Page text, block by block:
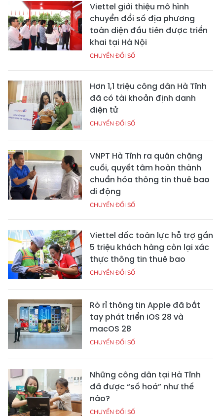
Viettel giới thiệu mô hình
chuyển đổi số địa phương
toàn diện đầu tiên được triển
khai tại Hà Nội
CHUYỂN ĐỔI SỐ
Hơn 1,1 triệu công dân Hà Tĩnh
đã có tài khoản định danh
điện tử
CHUYỂN ĐỔI SỐ
VNPT Hà Tĩnh ra quân chặng
cuối, quyết tâm hoàn thành
chuẩn hóa thông tin thuê bao
di động
CHUYỂN ĐỔI SỐ
Viettel dốc toàn lực hỗ trợ gần
5 triệu khách hàng còn lại xác
thực thông tin thuê bao
CHUYỂN ĐỔI SỐ
Rò rỉ thông tin Apple đã bắt
tay phát triển iOS 28 và
macOS 28
CHUYỂN ĐỔI SỐ
Những công dân tại Hà Tĩnh
đã được “số hoá” như thế
nào?
CHUYỂN ĐỔI SỐ